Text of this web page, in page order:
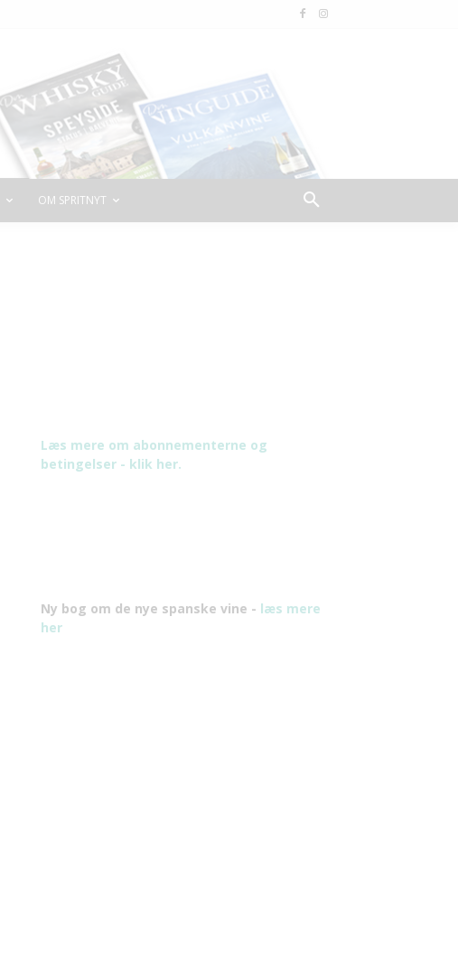
OM SPRITNYT
Læs mere om abonnementerne og
betingelser - klik her.
Ny bog om de nye spanske vine - læs mere
her